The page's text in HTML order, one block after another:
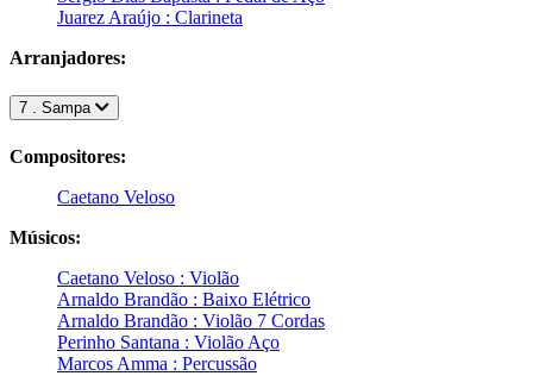
Juarez Araújo : Clarineta
Arranjadores:
7 . Sampa
Compositores:
Caetano Veloso
Músicos:
Caetano Veloso : Violão
Arnaldo Brandão : Baixo Elétrico
Arnaldo Brandão : Violão 7 Cordas
Perinho Santana : Violão Aço
Marcos Amma : Percussão